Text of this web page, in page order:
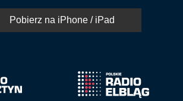
Pobierz na iPhone / iPad